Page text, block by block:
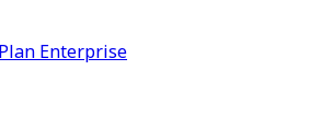
Enterprise